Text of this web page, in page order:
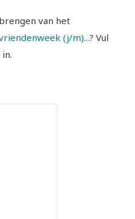
van het
(j/m)...? Vul